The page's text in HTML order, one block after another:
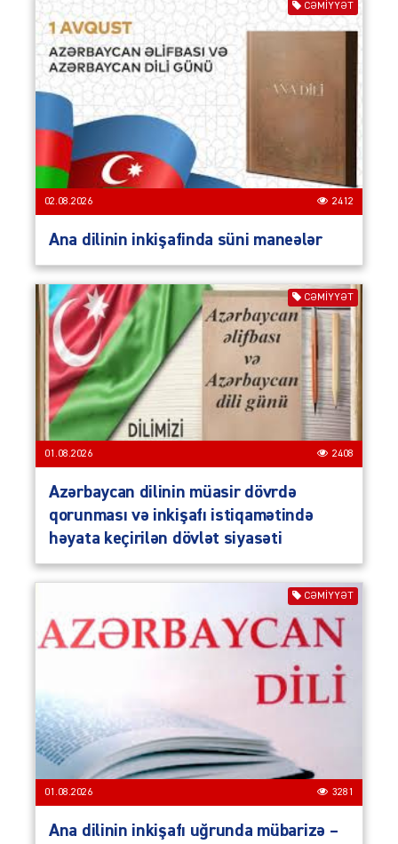
CƏMIYYƏT
02.08.2026 2412
Ana dilinin inkişafinda süni maneələr
CƏMIYYƏT
01.08.2026 2408
Azərbaycan dilinin müasir dövrdə
qorunması və inkişafı istiqamətində
həyata keçirilən dövlət siyasəti
CƏMIYYƏT
01.08.2026 3281
Ana dilinin inkişafı uğrunda mübarizə –